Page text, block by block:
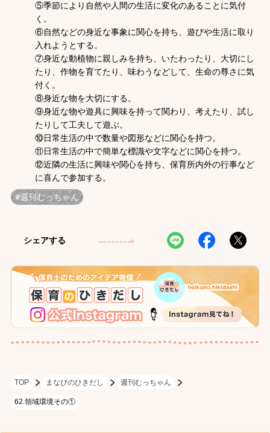
⑤季節により自然や人間の生活に変化のあることに気付
く。
⑥自然などの身近な事象に関心を持ち、遊びや生活に取り
入れようとする。
⑦身近な動植物に親しみを持ち、いたわったり、大切にし
たり、作物を育てたり、味わうなどして、生命の尊さに気
付く。
⑧身近な物を大切にする。
⑨身近な物や遊具に興味を持って関わり、考えたり、試し
たりして工夫して遊ぶ。
⑩日常生活の中で数量や図形などに関心を持つ。
⑪日常生活の中で簡単な標識や文字などに関心を持つ。
⑫近隣の生活に興味や関心を持ち、保育所内外の行事など
に喜んで参加する。
週刊むっちゃん
シェアする
TOP まなびのひきだし 週刊むっちゃん
62.領域環境その①